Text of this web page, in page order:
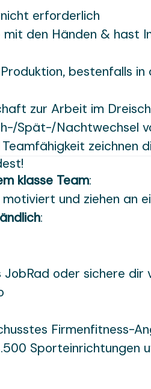
erforderlich
den Händen & hast
bestenfalls
zur Arbeit im
Spät-/Nachtwechsel
zeichnen
klasse Team:
und ziehen an
:
JobRad oder sichere dir
Firmenfitness-
Sporteinrichtungen